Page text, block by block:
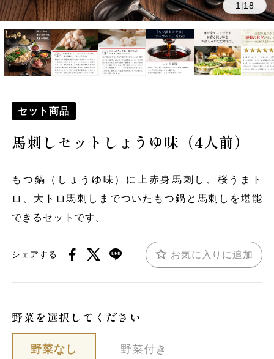
1 |18
セット商品
馬刺しセットしょうゆ味（4人前）
もつ鍋（しょうゆ味）に上赤身馬刺し、桜うまト
ロ、大トロ馬刺しまでついたもつ鍋と馬刺しを堪能
できるセットです。
シェアする お気に入りに追加
野菜を選択してください
野菜なし 野菜付き